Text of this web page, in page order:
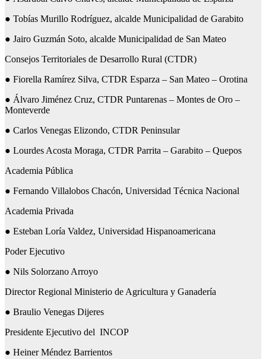
● Tobías Murillo Rodríguez, alcalde Municipalidad de Garabito
● Jairo Guzmán Soto, alcalde Municipalidad de San Mateo
Consejos Territoriales de Desarrollo Rural (CTDR)
● Fiorella Ramírez Silva, CTDR Esparza – San Mateo – Orotina
● Álvaro Jiménez Cruz, CTDR Puntarenas – Montes de Oro –
Monteverde
● Carlos Venegas Elizondo, CTDR Peninsular
● Lourdes Acosta Moraga, CTDR Parrita – Garabito – Quepos
Academia Pública
● Fernando Villalobos Chacón, Universidad Técnica Nacional
Academia Privada
● Esteban Loría Valdez, Universidad Hispanoamericana
Poder Ejecutivo
● Nils Solorzano Arroyo
Director Regional Ministerio de Agricultura y Ganadería
● Braulio Venegas Dijeres
Presidente Ejecutivo del INCOP
● Heiner Méndez Barrientos